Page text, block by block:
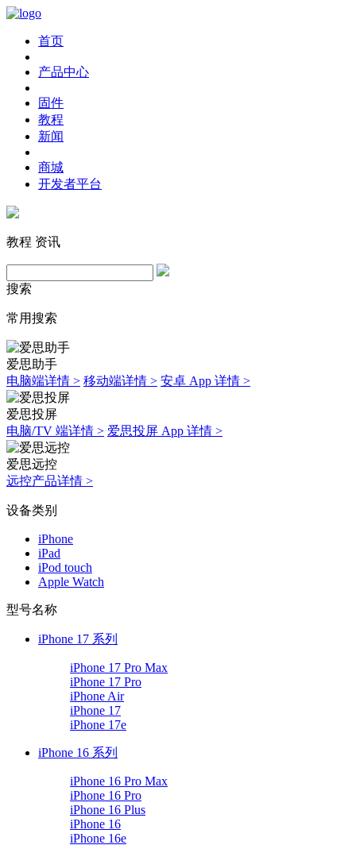
首页
产品中心
固件
教程
新闻
商城
开发者平台
教程 资讯
搜索
常用搜索
爱思助手
电脑端详情 > 移动端详情 > 安卓 App 详情 >
爱思投屏
电脑/TV 端详情 > 爱思投屏 App 详情 >
爱思远控
远控产品详情 >
设备类别
iPhone
iPad
iPod touch
Apple Watch
型号名称
iPhone 17 系列
iPhone 17 Pro Max
iPhone 17 Pro
iPhone Air
iPhone 17
iPhone 17e
iPhone 16 系列
iPhone 16 Pro Max
iPhone 16 Pro
iPhone 16 Plus
iPhone 16
iPhone 16e